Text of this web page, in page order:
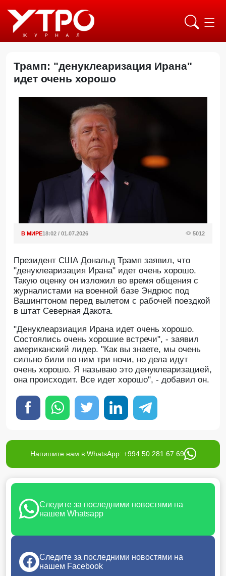
Трамп: "денуклеаризация Ирана"
идет очень хорошо
В МИРЕ18:02 / 01.07.2026 5012
Президент США Дональд Трамп заявил, что
"денуклеаризация Ирана" идет очень хорошо.
Такую оценку он изложил во время общения с
журналистами на военной базе Эндрюс под
Вашингтоном перед вылетом с рабочей поездкой
в штат Северная Дакота.
"Денуклеарзиация Ирана идет очень хорошо.
Состоялись очень хорошие встречи", - заявил
американский лидер. "Как вы знаете, мы очень
сильно били по ним три ночи, но дела идут
очень хорошо. Я называю это денуклеаризацией,
она происходит. Все идет хорошо", - добавил он.
Напишите нам в WhatsApp: +994 50 281 67 69
Следите за последними новостями на
нашем Whatsapp
Следите за последними новостями на
нашем Facebook